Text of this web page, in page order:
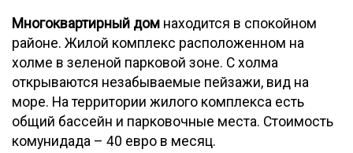
Многоквартирный дом находится в спокойном
районе. Жилой комплекс расположенном на
холме в зеленой парковой зоне. С холма
открываются незабываемые пейзажи, вид на
море. На территории жилого комплекса есть
общий бассейн и парковочные места. Стоимость
комунидада – 40 евро в месяц.